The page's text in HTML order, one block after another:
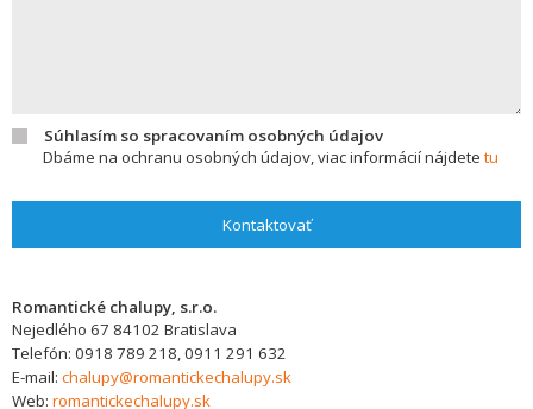
Súhlasím so spracovaním osobných údajov
Dbáme na ochranu osobných údajov, viac informácií nájdete tu
Kontaktovať
Romantické chalupy, s.r.o.
Nejedlého 67 84102 Bratislava
Telefón: 0918 789 218, 0911 291 632
E-mail: chalupy@romantickechalupy.sk
Web: romantickechalupy.sk